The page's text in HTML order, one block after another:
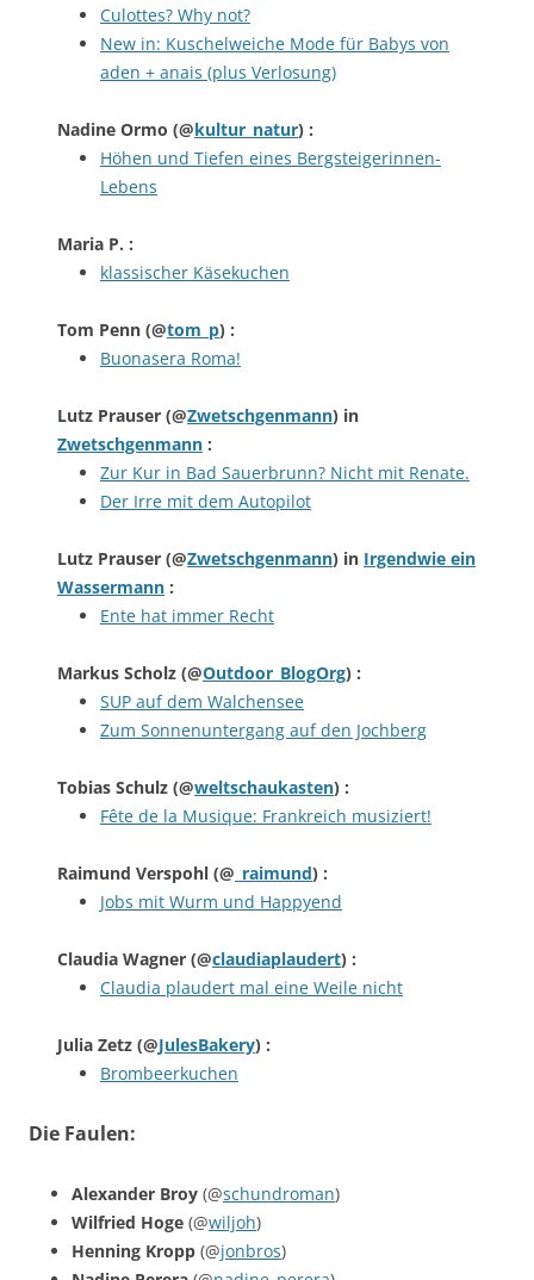
Culottes? Why not?
New in: Kuschelweiche Mode für Babys von
aden + anais (plus Verlosung)
Nadine Ormo (@kultur_natur) :
Höhen und Tiefen eines Bergsteigerinnen-
Lebens
Maria P. :
klassischer Käsekuchen
Tom Penn (@tom_p) :
Buonasera Roma!
Lutz Prauser (@Zwetschgenmann) in
Zwetschgenmann :
Zur Kur in Bad Sauerbrunn? Nicht mit Renate.
Der Irre mit dem Autopilot
Lutz Prauser (@Zwetschgenmann) in Irgendwie ein
Wassermann :
Ente hat immer Recht
Markus Scholz (@Outdoor_BlogOrg) :
SUP auf dem Walchensee
Zum Sonnenuntergang auf den Jochberg
Tobias Schulz (@weltschaukasten) :
Fête de la Musique: Frankreich musiziert!
Raimund Verspohl (@ _raimund) :
Jobs mit Wurm und Happyend
Claudia Wagner (@claudiaplaudert) :
Claudia plaudert mal eine Weile nicht
Julia Zetz (@JulesBakery) :
Brombeerkuchen
Die Faulen:
Alexander Broy (@schundroman)
Wilfried Hoge (@wiljoh)
Henning Kropp (@jonbros)